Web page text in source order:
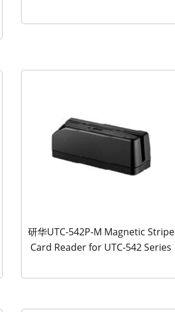
研华UTC-542P-M Magnetic Stripe
Card Reader for UTC-542 Series